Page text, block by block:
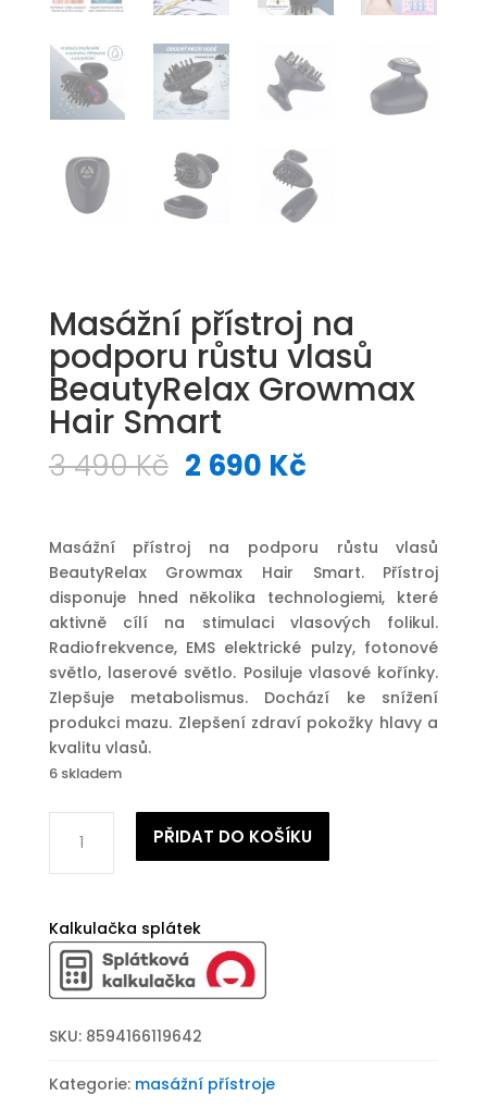
Masážní přístroj na
podporu růstu vlasů
BeautyRelax Growmax
Hair Smart
3 490Kč Původní
3
490 Kč.
2 690 KčAktuální
2
690 Kč.
Masážní přístroj na podporu růstu vlasů
BeautyRelax Growmax Hair Smart. Přístroj
disponuje hned několika technologiemi, které
aktivně cílí na stimulaci vlasových folikul.
Radiofrekvence, EMS elektrické pulzy, fotonové
světlo, laserové světlo. Posiluje vlasové kořínky.
Zlepšuje metabolismus. Dochází ke snížení
produkci mazu. Zlepšení zdraví pokožky hlavy a
kvalitu vlasů.
6 skladem
přístroj
na
růstu
vlasů
BeautyRelax
Growmax
Smart
množství
PŘIDAT DO KOŠÍKU
Kalkulačka splátek
SKU: 8594166119642
Kategorie: masážní přístroje